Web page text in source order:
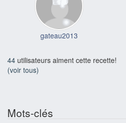
gateau2013
44 utilisateurs aiment cette recette!
(voir tous)
Mots-clés